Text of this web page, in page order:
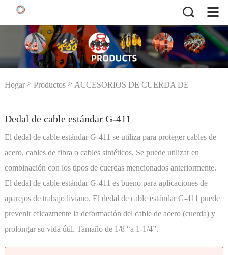
Hogar > Productos > ACCESORIOS DE CUERDA DE
Dedal de cable estándar G-411
El dedal de cable estándar G-411 se utiliza para proteger cables de
acero, cables de fibra o cables sintéticos. Se puede utilizar en
combinación con los tipos de cuerdas mencionados anteriormente.
El dedal de cable estándar G-411 es bueno para aplicaciones de
aparejos de trabajo liviano. El dedal de cable estándar G-411 puede
prevenir eficazmente la deformación del cable de acero (cuerda) y
prolongar su vida útil. Tamaño de 1/8 “a 1-1/4”.